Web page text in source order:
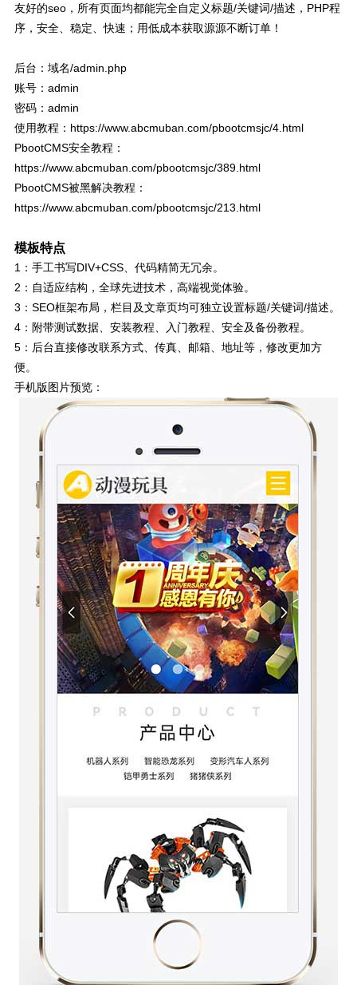
友好的seo，所有页面均都能完全自定义标题/关键词/描述，PHP程
序，安全、稳定、快速；用低成本获取源源不断订单！
后台：域名/admin.php
账号：admin
密码：admin
使用教程：https://www.abcmuban.com/pbootcmsjc/4.html
PbootCMS安全教程：
https://www.abcmuban.com/pbootcmsjc/389.html
PbootCMS被黑解决教程：
https://www.abcmuban.com/pbootcmsjc/213.html
模板特点
1：手工书写DIV+CSS、代码精简无冗余。
2：自适应结构，全球先进技术，高端视觉体验。
3：SEO框架布局，栏目及文章页均可独立设置标题/关键词/描述。
4：附带测试数据、安装教程、入门教程、安全及备份教程。
5：后台直接修改联系方式、传真、邮箱、地址等，修改更加方
便。
手机版图片预览：